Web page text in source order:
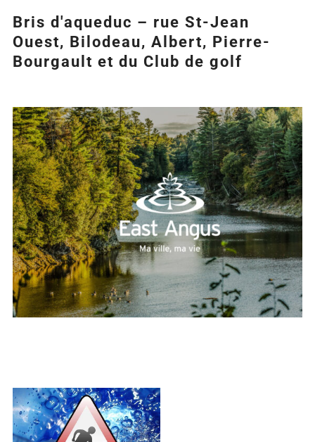
Bris d'aqueduc – rue St-Jean
Ouest, Bilodeau, Albert, Pierre-
Bourgault et du Club de golf
Agrandir
l&apos;image